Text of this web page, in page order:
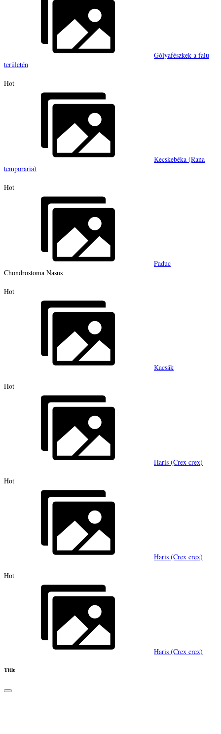
Gólyafészkek a falu
területén
Hot
Kecskebéka (Rana
temporaria)
Hot
Paduc
Chondrostoma Nasus
Hot
Kacsák
Hot
Haris (Crex crex)
Hot
Haris (Crex crex)
Hot
Haris (Crex crex)
Title